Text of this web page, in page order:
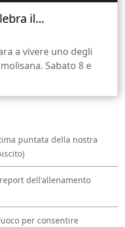
il...
a vivere uno degli
Sabato 8 e
puntata della nostra
dell'allenamento
per consentire